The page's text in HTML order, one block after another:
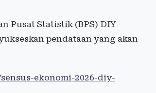
Pusat Statistik (BPS) DIY
pendataan yang akan
ekonomi-2026-diy-